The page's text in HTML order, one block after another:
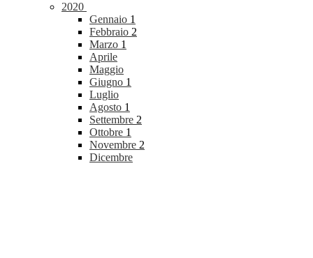
2020
Gennaio 1
Febbraio 2
Marzo 1
Aprile
Maggio
Giugno 1
Luglio
Agosto 1
Settembre 2
Ottobre 1
Novembre 2
Dicembre